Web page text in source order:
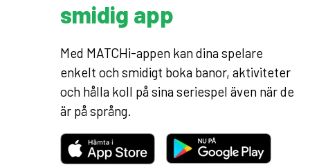
smidig app
Med MATCHi-appen kan dina spelare
enkelt och smidigt boka banor, aktiviteter
och hålla koll på sina seriespel även när de
är på språng.